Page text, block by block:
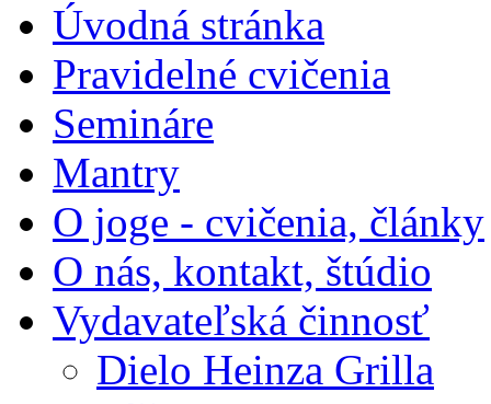
Úvodná stránka
Pravidelné cvičenia
Semináre
Mantry
O joge - cvičenia, články
O nás, kontakt, štúdio
Vydavateľská činnosť
Dielo Heinza Grilla